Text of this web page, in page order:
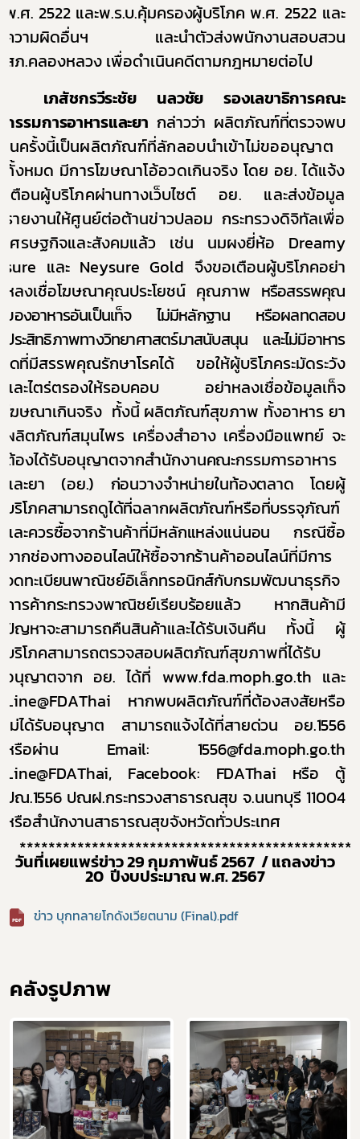
พ.ศ. 2522 และพ.ร.บ.คุ้มครองผู้บริโภค พ.ศ. 2522 และ
ความผิดอื่นฯ และนำตัวส่งพนักงานสอบสวน
สภ.คลองหลวง เพื่อดำเนินคดีตามกฎหมายต่อไป
เภสัชกรวีระชัย นลวชัย รองเลขาธิการคณะ
กรรมการอาหารและยา กล่าวว่า ผลิตภัณฑ์ที่ตรวจพบ
ในครั้งนี้เป็นผลิตภัณฑ์ที่ลักลอบนำเข้าไม่ขออนุญาต
ทั้งหมด มีการโฆษณาโอ้อวดเกินจริง โดย อย. ได้แจ้ง
เตือนผู้บริโภคผ่านทางเว็บไซต์ อย. และส่งข้อมูล
รายงานให้ศูนย์ต่อต้านข่าวปลอม กระทรวงดิจิทัลเพื่อ
เศรษฐกิจและสังคมแล้ว เช่น นมผงยี่ห้อ Dreamy
sure และ Neysure Gold จึงขอเตือนผู้บริโภคอย่า
หลงเชื่อโฆษณาคุณประโยชน์ คุณภาพ หรือสรรพคุณ
ของอาหารอันเป็นเท็จ
ไม่มีหลักฐาน หรือผลทดสอบ
ประสิทธิภาพทางวิทยาศาสตร์มาสนับสนุน และไม่มีอาหาร
ใดที่มีสรรพคุณรักษาโรคได้
ขอให้ผู้บริโภคระมัดระวัง
และไตร่ตรองให้รอบคอบ อย่าหลงเชื่อข้อมูลเท็จ
โฆษณาเกินจริง ทั้งนี้ ผลิตภัณฑ์สุขภาพ ทั้งอาหาร ยา
ผลิตภัณฑ์สมุนไพร เครื่องสำอาง เครื่องมือแพทย์ จะ
ต้องได้รับอนุญาตจากสำนักงานคณะกรรมการอาหาร
และยา (อย.)
ก่อนวางจำหน่ายในท้องตลาด โดยผู้
บริโภคสามารถดูได้ที่ฉลากผลิตภัณฑ์หรือที่บรรจุภัณฑ์
และควรซื้อจากร้านค้าที่มีหลักแหล่งแน่นอน กรณีซื้อ
จากช่องทางออนไลน์ให้ซื้อจากร้านค้าออนไลน์ที่มีการ
จดทะเบียนพาณิชย์อิเล็กทรอนิกส์กับกรมพัฒนาธุรกิจ
การค้ากระทรวงพาณิชย์เรียบร้อยแล้ว หากสินค้ามี
ปัญหาจะสามารถคืนสินค้าและได้รับเงินคืน ทั้งนี้ ผู้
บริโภคสามารถตรวจสอบผลิตภัณฑ์สุขภาพที่ได้รับ
อนุญาตจาก อย. ได้ที่ www.fda.moph.go.th และ
Line@FDAThai
หากพบผลิตภัณฑ์ที่ต้องสงสัยหรือ
ไม่ได้รับอนุญาต สามารถแจ้งได้ที่สายด่วน อย.1556
หรือผ่าน Email: 1556@fda.moph.go.th
Line@FDAThai, Facebook: FDAThai หรือ ตู้
ปณ.1556ปณฝ.กระทรวงสาธารณสุข จ.นนทบุรี 11004
หรือสำนักงานสาธารณสุขจังหวัดทั่วประเทศ
***********************************************
วันที่เผยแพร่ข่าว 29 กุมภาพันธ์2567 / แถลงข่าว
20 ปีงบประมาณ พ.ศ.2567
ข่าว บุกทลายโกดังเวียตนาม (Final).pdf
คลังรูปภาพ
Subscribe
เลือกหัวข้อที่ท่านต้องการ Subscribe
ผู้ประกอบการายย่อย
อาหาร
โควิด